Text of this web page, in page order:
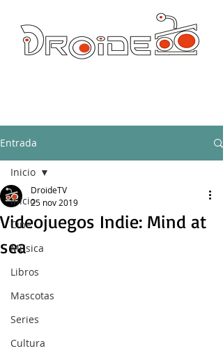
Entrada
Inicio
Cine
Música
Libros
Mascotas
Series
Cultura
Inicio
Videojuegos Indie: Mind at
sea
DroideTV
25 nov 2019